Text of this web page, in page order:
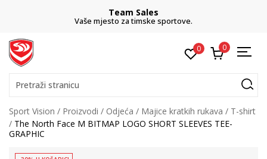
Team Sales
Vaše mjesto za timske sportove.
0 0
Pretraži stranicu
Sport Vision Proizvodi Odjeća Majice kratkih rukava
T-shirt
The North Face M BITMAP LOGO SHORT SLEEVES TEE-
GRAPHIC